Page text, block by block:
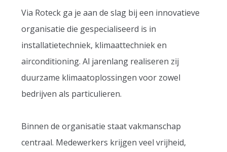
Via Roteck ga je aan de slag bij een innovatieve
organisatie die gespecialiseerd is in
installatietechniek, klimaattechniek en
airconditioning. Al jarenlang realiseren zij
duurzame klimaatoplossingen voor zowel
bedrijven als particulieren.
Binnen de organisatie staat vakmanschap
centraal. Medewerkers krijgen veel vrijheid,